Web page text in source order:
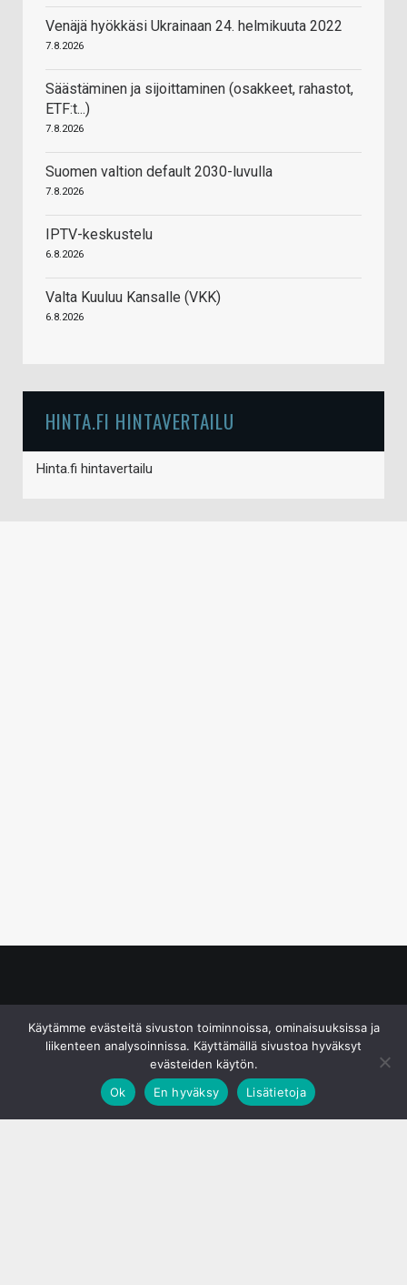
Venäjä hyökkäsi Ukrainaan 24. helmikuuta 2022
7.8.2026
Säästäminen ja sijoittaminen (osakkeet, rahastot,
ETF:t...)
7.8.2026
Suomen valtion default 2030-luvulla
7.8.2026
IPTV-keskustelu
6.8.2026
Valta Kuuluu Kansalle (VKK)
6.8.2026
HINTA.FI HINTAVERTAILU
Hinta.fi hintavertailu
Käytämme evästeitä sivuston toiminnoissa, ominaisuuksissa ja
liikenteen analysoinnissa. Käyttämällä sivustoa hyväksyt
evästeiden käytön.
Ok
En hyväksy Lisätietoja